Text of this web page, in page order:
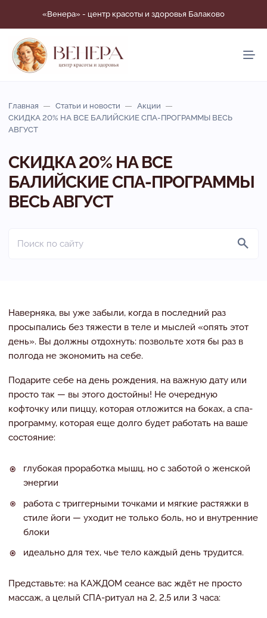
«Венера» - центр красоты и здоровья Балаково
Главная Статьи и новости
Акции
СКИДКА 20% НА ВСЕ БАЛИЙСКИЕ СПА-ПРОГРАММЫ ВЕСЬ
АВГУСТ
СКИДКА 20% НА ВСЕ
БАЛИЙСКИЕ СПА-ПРОГРАММЫ
ВЕСЬ АВГУСТ
Наверняка, вы уже забыли, когда в последний раз
просыпались без тяжести в теле и мыслей «опять этот
день». Вы должны отдохнуть: позвольте хотя бы раз в
полгода не экономить на себе.
Подарите себе на день рождения, на важную дату или
просто так — вы этого достойны! Не очередную
кофточку или пиццу, которая отложится на боках, а спа-
программу, которая еще долго будет работать на ваше
состояние:
глубокая проработка мышц, но с заботой о женской
энергии
работа с триггерными точками и мягкие растяжки в
стиле йоги — уходит не только боль, но и внутренние
блоки
идеально для тех, чье тело каждый день трудится.
Представьте: на КАЖДОМ сеансе вас ждёт не просто
массаж, а целый СПА-ритуал на 2, 2,5 или 3 часа: